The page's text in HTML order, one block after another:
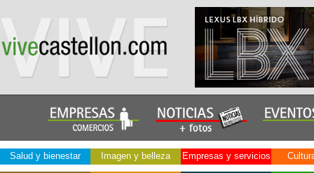
Salud y bienestar Imagen y belleza Empresas y servicios